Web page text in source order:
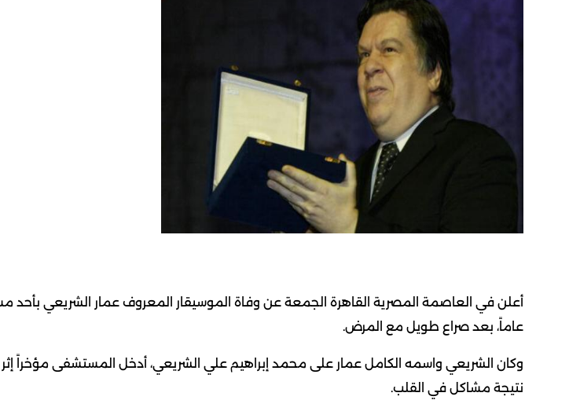
عاماً، بعد صراع طويل مع المرض.
وكان الشريعي واسمه الكامل عمار على محمد إبراهيم علي الشريعي، أدخل المستشفى مؤخراً إثر
نتيجة مشاكل في القلب.